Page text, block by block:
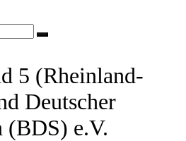
Suchen …
5 (Rheinland-
Deutscher
(BDS) e.V.